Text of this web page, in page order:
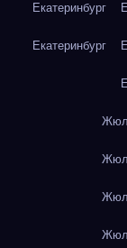
Екатеринбург
Екатеринбург